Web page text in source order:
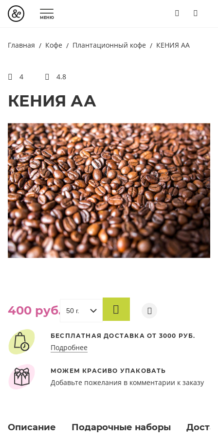
МЕНЮ
Главная Кофе Плантационный кофе КЕНИЯ АА
4 4.8
КЕНИЯ АА
400 руб.
БЕСПЛАТНАЯ ДОСТАВКА ОТ 3000 РУБ.
Подробнее
МОЖЕМ КРАСИВО УПАКОВАТЬ
Добавьте пожелания в комментарии к заказу
Описание Подарочные наборы